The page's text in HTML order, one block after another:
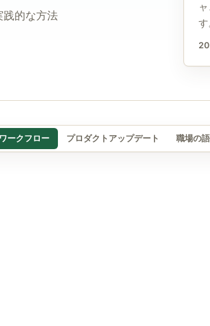
践的な方法
ークフロー プロダクトアップデート 職場の